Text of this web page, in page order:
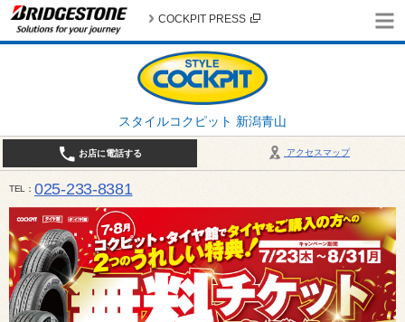
スタイルコクピット 新潟青山
COCKPIT PRESS
アクセスマップ
お店に電話する
TEL 025-233-8381
営業時間は10:00～18:30 作業、商談受付は10:00〜18:00です。 / 定休日：2026年 8月のお休み
（日曜日）、19日（水曜日）26日（水曜日）